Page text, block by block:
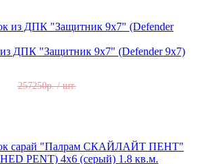
ДПК "Защитник 9х7" (Defender 9х7)
257250р. / шт.